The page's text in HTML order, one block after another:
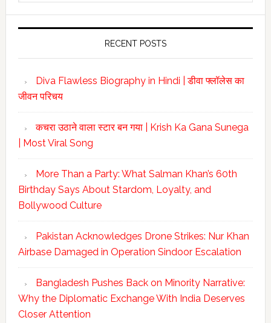
RECENT POSTS
Diva Flawless Biography in Hindi | डीवा फ्लॉलेस का
जीवन परिचय
कचरा उठाने वाला स्टार बन गया | Krish Ka Gana Sunega
| Most Viral Song
More Than a Party: What Salman Khan’s 60th
Birthday Says About Stardom, Loyalty, and
Bollywood Culture
Pakistan Acknowledges Drone Strikes: Nur Khan
Airbase Damaged in Operation Sindoor Escalation
Bangladesh Pushes Back on Minority Narrative:
Why the Diplomatic Exchange With India Deserves
Closer Attention